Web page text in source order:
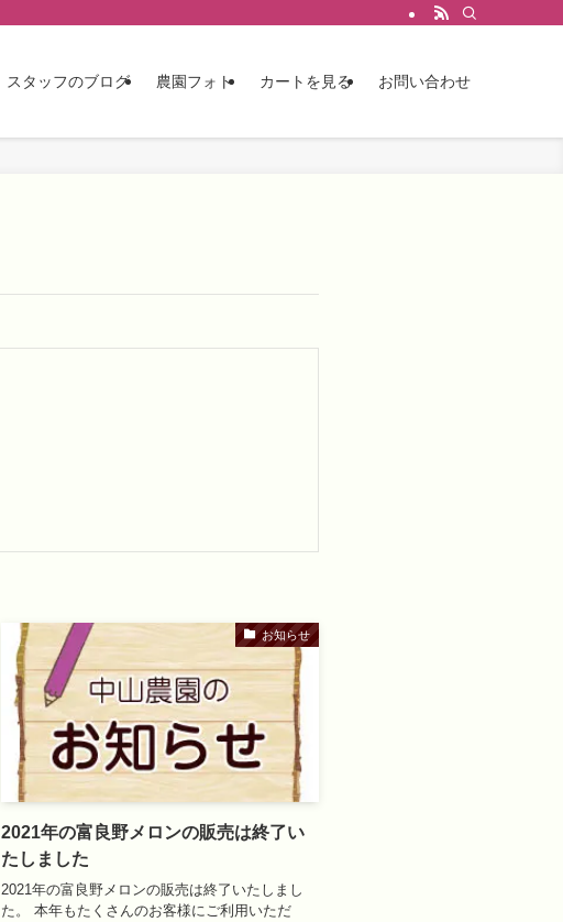
スタッフのブログ 農園フォト カートを見る お問い合わせ
お知らせ
2021年の富良野メロンの販売は終了い
たしました
2021年の富良野メロンの販売は終了いたしまし
た。 本年もたくさんのお客様にご利用いただ